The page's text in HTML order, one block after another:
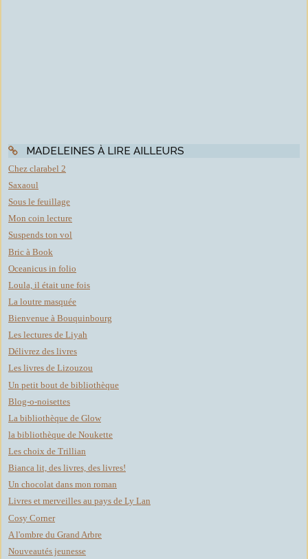
MADELEINES À LIRE AILLEURS
Chez clarabel 2
Saxaoul
Sous le feuillage
Mon coin lecture
Suspends ton vol
Bric à Book
Oceanicus in folio
Loula, il était une fois
La loutre masquée
Bienvenue à Bouquinbourg
Les lectures de Liyah
Délivrez des livres
Les livres de Lizouzou
Un petit bout de bibliothèque
Blog-o-noisettes
La bibliothèque de Glow
la bibliothèque de Noukette
Les choix de Trillian
Bianca lit, des livres, des livres!
Un chocolat dans mon roman
Livres et merveilles au pays de Ly Lan
Cosy Corner
A l'ombre du Grand Arbre
Nouveautés jeunesse